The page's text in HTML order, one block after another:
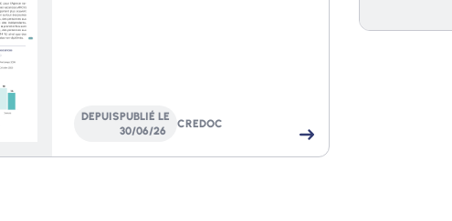
DEPUISPUBLIÉ LE
30/06/26
CREDOC